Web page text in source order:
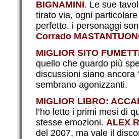
BIGNAMINI. Le sue
tirato via, ogni
perfetto, i personaggi
Corrado
MIGLIOR SITO
quello che guardo più
discussioni siano ancora
sembrano agonizzanti.
MIGLIOR LIBRO:
l’ho letto i primi mesi di
stesse emozioni. ALEX
del 2007, ma vale il